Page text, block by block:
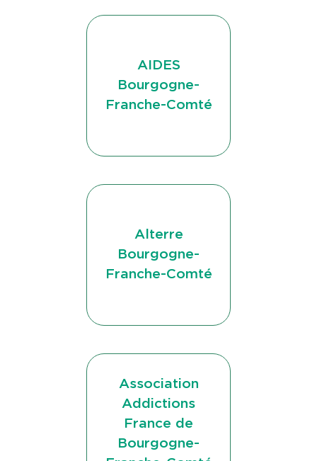
AIDES
Bourgogne-
Franche-Comté
Alterre
Bourgogne-
Franche-Comté
Association
Addictions
France de
Bourgogne-